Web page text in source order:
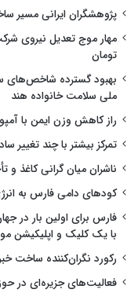
پژوهشگران ایرانی مسیر
تومان
بهبود گسترده شاخص‌های
ملی سلامت خانواده هند
راز کاهش وزن ایمن با
تمرکز بیشتر با چند تغییر
ناشران میان گرانی کاغذ و
کودهای دامی فارس به
فارس برای اولین بار در
با یک کلیک و اپلیکیشن
رکورد نگران‌کننده ساخت
فعالیت‌های جزیره‌ای در